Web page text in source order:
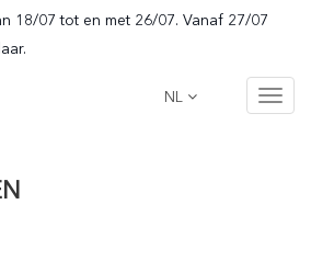
18/07 tot en met 26/07. Vanaf 27/07
NL